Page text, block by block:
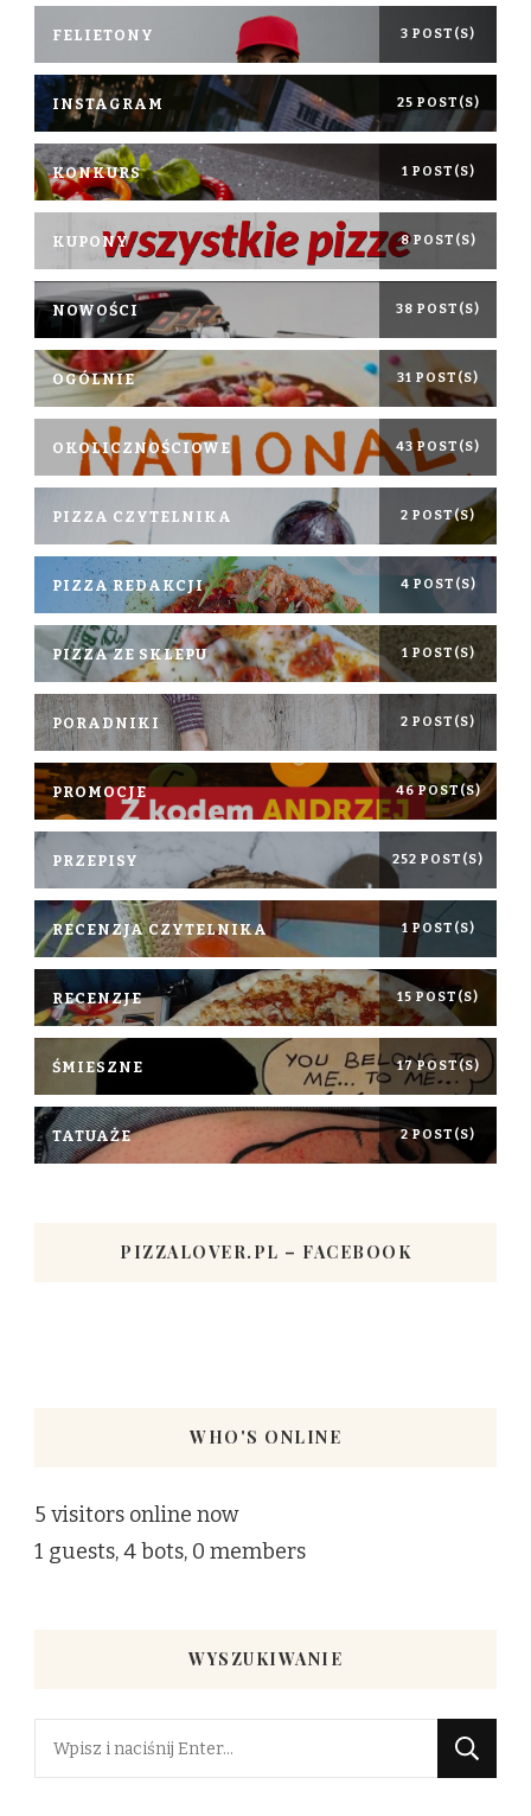
FELIETONY 3 POST(S)
INSTAGRAM 25 POST(S)
KONKURS 1 POST(S)
KUPONY 8 POST(S)
NOWOŚCI 38 POST(S)
OGÓLNIE 31 POST(S)
OKOLICZNOŚCIOWE 43 POST(S)
PIZZA CZYTELNIKA 2 POST(S)
PIZZA REDAKCJI 4 POST(S)
PIZZA ZE SKLEPU 1 POST(S)
PORADNIKI 2 POST(S)
PROMOCJE 46 POST(S)
PRZEPISY 252 POST(S)
RECENZJA CZYTELNIKA 1 POST(S)
RECENZJE 15 POST(S)
ŚMIESZNE 17 POST(S)
TATUAŻE 2 POST(S)
PIZZALOVER.PL – FACEBOOK
WHO'S ONLINE
5 visitors online now
1 guests,4 bots, 0 members
WYSZUKIWANIE
Szukasz
czegoś?